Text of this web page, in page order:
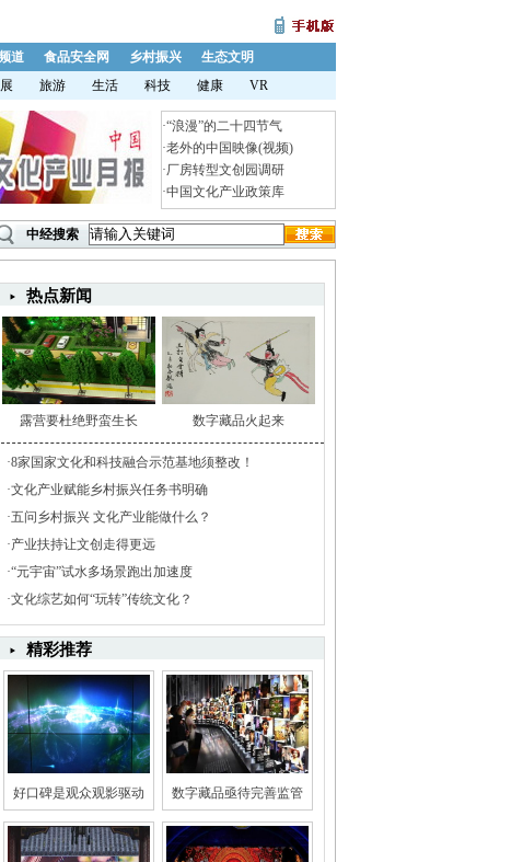
道 食品安全网 乡村振兴
生态文明
旅游 生活 科技 健康 VR
·“浪漫”的二十四节气
·老外的中国映像(视频)
·厂房转型文创园调研
·中国文化产业政策库
中经搜索
热点新闻
露营要杜绝野蛮生长 数字藏品火起来
·8家国家文化和科技融合示范基地须整改！
·文化产业赋能乡村振兴任务书明确
·五问乡村振兴 文化产业能做什么？
·产业扶持让文创走得更远
·“元宇宙”试水多场景跑出加速度
·文化综艺如何“玩转”传统文化？
精彩推荐
好口碑是观众观影驱动 数字藏品亟待完善监管